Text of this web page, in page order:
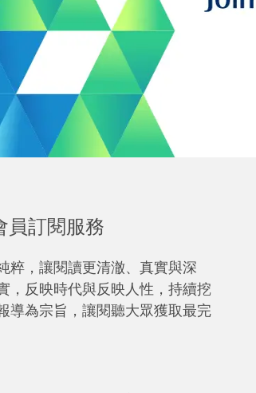
員訂閱服務
粹，讓閱讀更清澈、真實與深
，反映時代與反映人性，持續挖
導為宗旨，讓閱聽大眾獲取最完